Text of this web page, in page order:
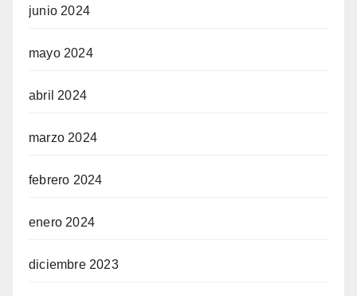
junio 2024
mayo 2024
abril 2024
marzo 2024
febrero 2024
enero 2024
diciembre 2023